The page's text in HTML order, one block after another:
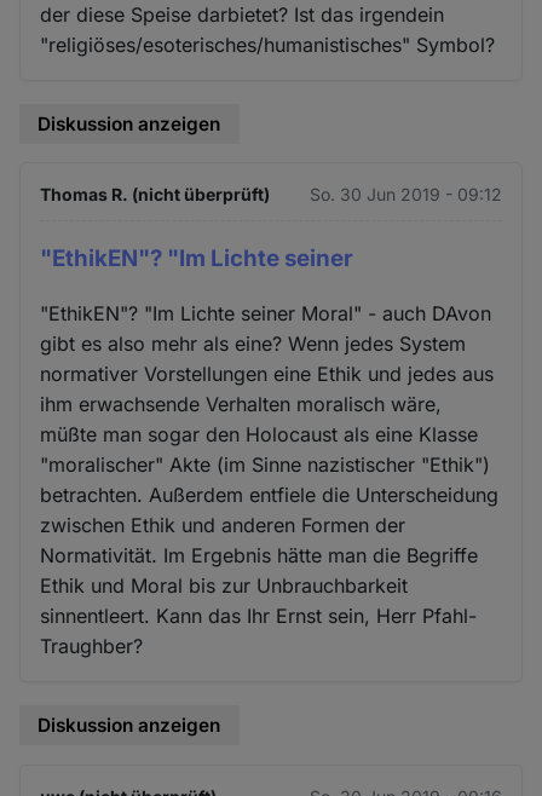
der diese Speise darbietet? Ist das irgendein
"religiöses/esoterisches/humanistisches" Symbol?
Diskussion anzeigen
Thomas R. (nicht überprüft) So. 30 Jun 2019 - 09:12
"EthikEN"? "Im Lichte seiner
"EthikEN"? "Im Lichte seiner Moral" - auch DAvon
gibt es also mehr als eine? Wenn jedes System
normativer Vorstellungen eine Ethik und jedes aus
ihm erwachsende Verhalten moralisch wäre,
müßte man sogar den Holocaust als eine Klasse
"moralischer" Akte (im Sinne nazistischer "Ethik")
betrachten. Außerdem entfiele die Unterscheidung
zwischen Ethik und anderen Formen der
Normativität. Im Ergebnis hätte man die Begriffe
Ethik und Moral bis zur Unbrauchbarkeit
sinnentleert. Kann das Ihr Ernst sein, Herr Pfahl-
Traughber?
Diskussion anzeigen